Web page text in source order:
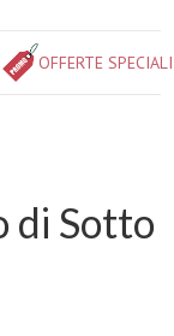
OFFERTE SPECIALI
di Sotto